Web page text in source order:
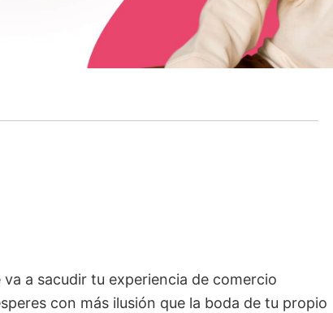
a sacudir tu experiencia de comercio
con más ilusión que la boda de tu propio